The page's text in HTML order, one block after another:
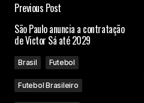
Previous Post
São Paulo anuncia a contratação
de Victor Sá até 2029
Brasil Futebol
Futebol Brasileiro